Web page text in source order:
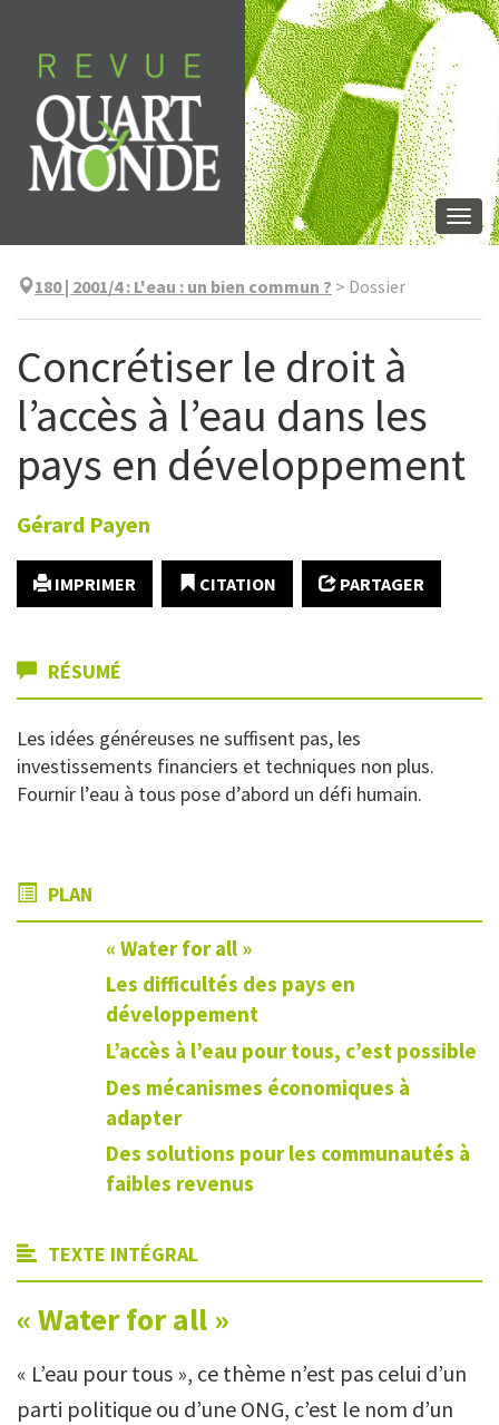
contenu
180 | 2001/4: L'eau : un bien commun ? > Dossier
Concrétiser le droit à
l’accès à l’eau dans les
pays en développement
Gérard Payen
IMPRIMER CITATION PARTAGER
RÉSUMÉ
Les idées généreuses ne suffisent pas, les
investissements financiers et techniques non plus.
Fournir l’eau à tous pose d’abord un défi humain.
PLAN
« Water for all »
Les difficultés des pays en
développement
L’accès à l’eau pour tous, c’est possible
Des mécanismes économiques à
adapter
Des solutions pour les communautés à
faibles revenus
TEXTE INTÉGRAL
« Water for all »
« L’eau pour tous », ce thème n’est pas celui d’un
parti politique ou d’une ONG, c’est le nom d’un